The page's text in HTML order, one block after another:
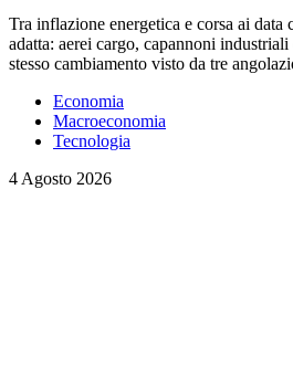
Tra inflazione energetica e corsa ai data
adatta: aerei cargo, capannoni
stesso cambiamento visto da tre
Economia
Macroeconomia
Tecnologia
4 Agosto 2026